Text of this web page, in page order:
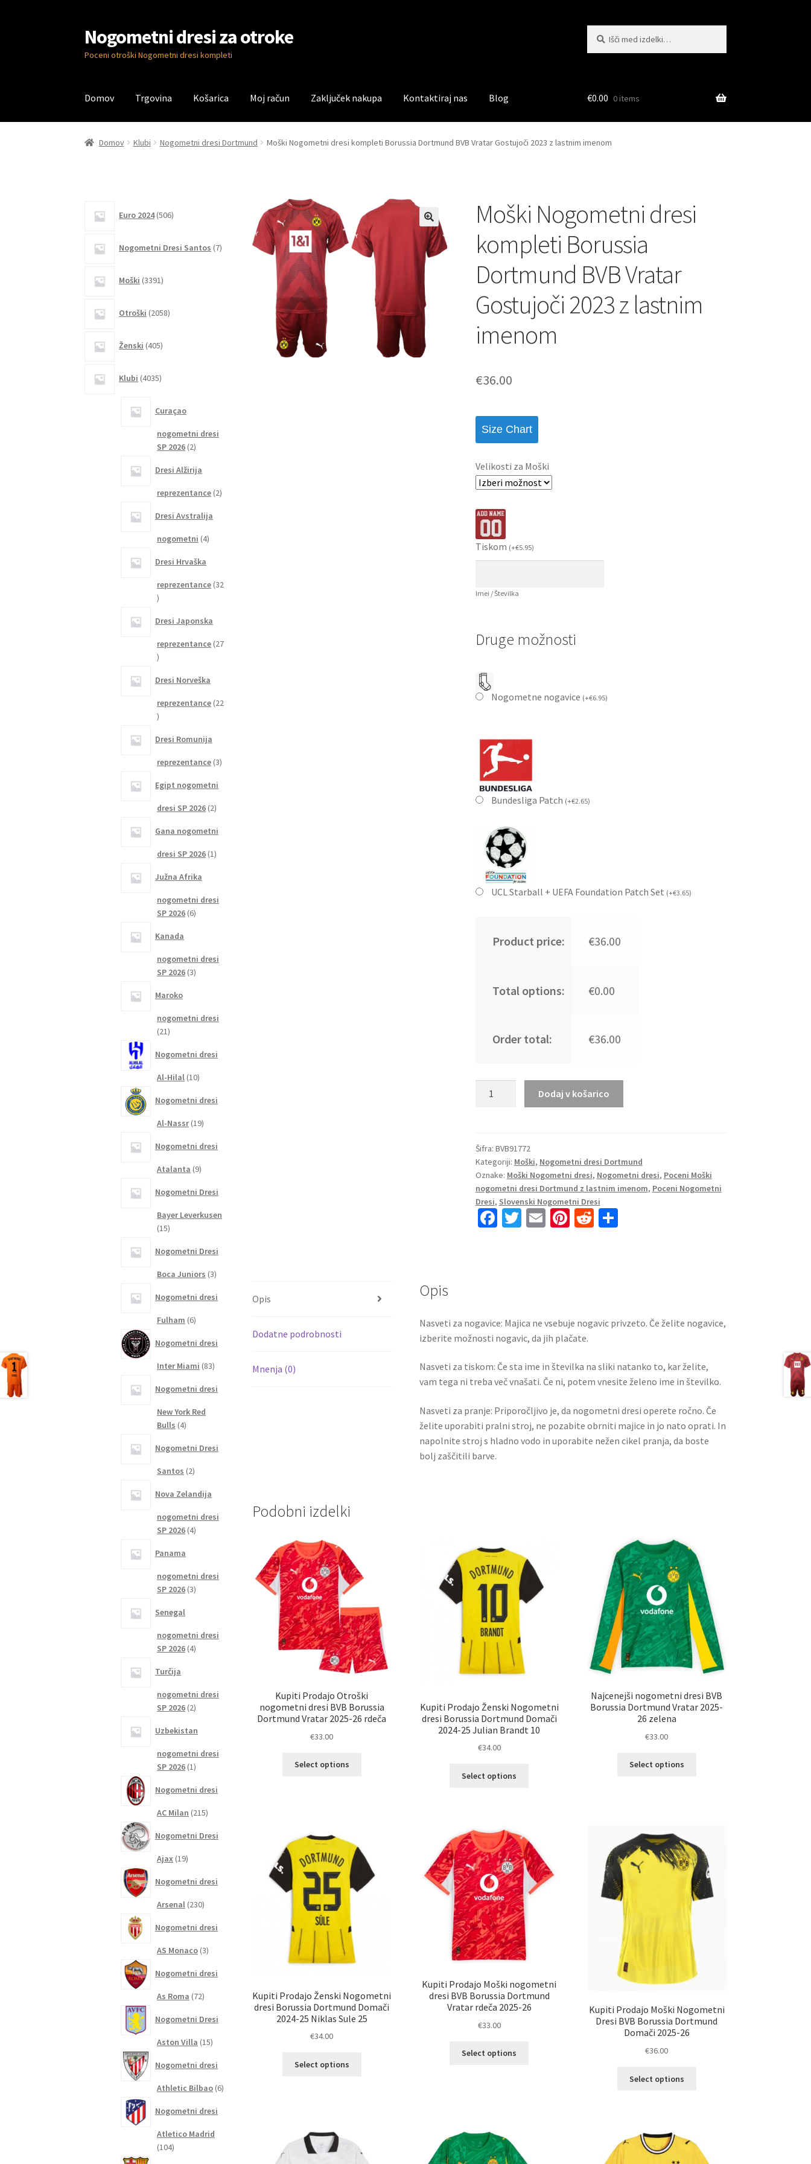
Skip
to
navigation
Skip
to
content
Nogometni dresi za otroke
Poceni otroški Nogometni dresi kompleti
Domov Trgovina Košarica Moj račun Zaključek nakupa Kontaktiraj nas Blog
Domov BlogKontaktiraj nas Košarica Moj računTrgovina Zaključek nakupa
€0.00 0 items
Domov Klubi Nogometni dresi Dortmund Moški Nogometni dresi kompleti Borussia Dortmund BVB Vratar Gostujoči 2023 z lastnim imenom
Moški Nogometni dresi
kompleti Borussia
Dortmund BVB Vratar
Gostujoči 2023 z lastnim
imenom
€36.00
Size Chart
Velikosti za Moški
Tiskom (+€5.95)
Imei / Številka
Druge možnosti
Nogometne nogavice (+€6.95)
Bundesliga Patch (+€2.65)
UCL Starball + UEFA Foundation Patch Set (+€3.65)
Product price: €36.00
Total options: €0.00
Order total: €36.00
Borussia
Dortmund
BVB
Vratar
Gostujoči
2023
Dodaj v košarico
Šifra: BVB91772
Kategoriji: Moški, Nogometni dresi Dortmund
Oznake: Moški Nogometni dresi, Nogometni dresi, Poceni Moški
nogometni dresi Dortmund z lastnim imenom, Poceni Nogometni
Dresi, Slovenski Nogometni Dresi
Fa
k
T E Pi R S
Opis
Dodatne podrobnosti
Mnenja (0)
Opis
Nasveti za nogavice: Majica ne vsebuje nogavic privzeto. Če želite nogavice,
izberite možnosti nogavic, da jih plačate.
Nasveti za tiskom: Če sta ime in številka na sliki natanko to, kar želite,
vam tega ni treba več vnašati. Če ni, potem vnesite želeno ime in številko.
Nasveti za pranje: Priporočljivo je, da nogometni dresi operete ročno. Če
želite uporabiti pralni stroj, ne pozabite obrniti majice in jo nato oprati. In
napolnite stroj s hladno vodo in uporabite nežen cikel pranja, da boste
bolj zaščitili barve.
Podobni izdelki
Kupiti Prodajo Otroški
nogometni dresi BVB Borussia
Dortmund Vratar 2025-26 rdeča
€33.00
Select options
izberete
na
strani
izdelka
Kupiti Prodajo Ženski Nogometni
dresi Borussia Dortmund Domači
2024-25 Julian Brandt 10
€34.00
Select options
lahko
izberete
na
strani
Najcenejši nogometni dresi BVB
Borussia Dortmund Vratar 2025-
26 zelena
€33.00
Select options
izberete
na
strani
izdelka
Kupiti Prodajo Ženski Nogometni
dresi Borussia Dortmund Domači
2024-25 Niklas Sule 25
€34.00
Select options
izberete
Kupiti Prodajo Moški nogometni
dresi BVB Borussia Dortmund
Vratar rdeča 2025-26
€33.00
Select options
Kupiti Prodajo Moški Nogometni
Dresi BVB Borussia Dortmund
Domači 2025-26
€36.00
Select options
lahko
Euro 2024 506izdelkov
Nogometni Dresi Santos 7izdelkov
Moški 3391izdelkov
Otroški 2058izdelkov
Ženski 405izdelkov
Klubi 4035izdelkov
Curaçao
nogometni dresi
SP 2026 22
Dresi Alžirija
reprezentance 22
Dresi Avstralija
nogometni 44
Dresi Hrvaška
reprezentance 32
32
Dresi Japonska
reprezentance 27
27
Dresi Norveška
reprezentance 22
22
Dresi Romunija
reprezentance 33
Egipt nogometni
dresi SP 2026 22
Gana nogometni
dresi SP 2026 11
Južna Afrika
nogometni dresi
SP 2026 66
Kanada
nogometni dresi
SP 2026 33
Maroko
nogometni dresi
2121
Nogometni dresi
Al-Hilal 1010
Nogometni dresi
Al-Nassr 1919
Nogometni dresi
Atalanta 99
Nogometni Dresi
Bayer Leverkusen
1515
Nogometni Dresi
Boca Juniors 33
Nogometni dresi
Fulham 66
Nogometni dresi
Inter Miami 8383
Nogometni dresi
New York Red
Bulls 44
Nogometni Dresi
Santos 22
Nova Zelandija
nogometni dresi
SP 2026 44
Panama
nogometni dresi
SP 2026 33
Senegal
nogometni dresi
SP 2026 44
Turčija
nogometni dresi
SP 2026 22
Uzbekistan
nogometni dresi
SP 2026 11
Nogometni dresi
AC Milan 215215
Nogometni Dresi
Ajax 1919
Nogometni dresi
Arsenal 230230
Nogometni dresi
AS Monaco 33
Nogometni dresi
As Roma 7272
Nogometni Dresi
Aston Villa 1515
Nogometni dresi
Athletic Bilbao 66
Nogometni dresi
Atletico Madrid
104104